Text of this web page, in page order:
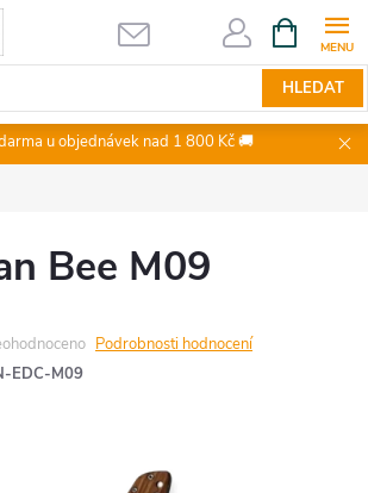
HLEDAT
NÁKUPNÍ
KOŠÍK
u objednávek nad 1 800 Kč 🚚
Bee M09
Podrobnosti hodnocení
EDC-M09